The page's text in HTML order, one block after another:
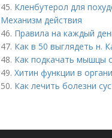
45. Кленбутерол для
Механизм действия
46. Правила на каждый
47. Как в 50 выглядеть н.
48. Как подкачать мышцы
49. Хитин функции в
50. Как лечить болезни